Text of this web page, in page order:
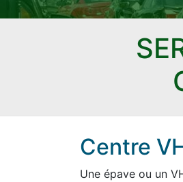
Centre
Une épave ou un